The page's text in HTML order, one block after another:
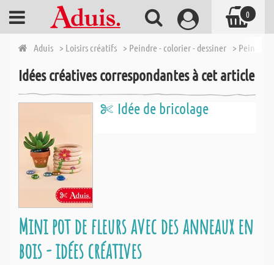
Aduis > Loisirs créatifs > Peindre - colorier - dessiner >
Idées créatives correspondantes à cet article
Idée de bricolage
Mini pot de fleurs avec des anneaux en
bois - idées créatives
0